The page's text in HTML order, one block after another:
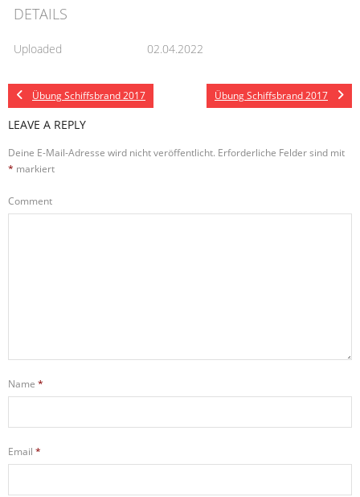
DETAILS
Uploaded 02.04.2022
Übung Schiffsbrand 2017 Übung Schiffsbrand 2017
LEAVE A REPLY
Deine E-Mail-Adresse wird nicht veröffentlicht. Erforderliche Felder sind mit
* markiert
Comment
Name *
Email *